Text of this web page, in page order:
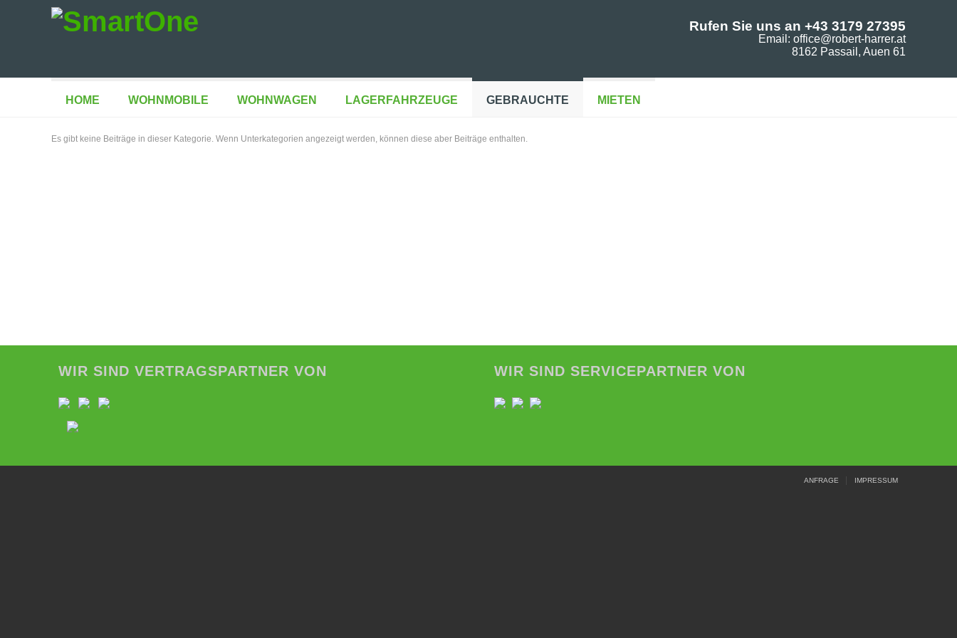
Rufen Sie uns an +43 3179 27395
Email: office@robert-harrer.at
8162 Passail, Auen 61
HOME WOHNMOBILE WOHNWAGEN LAGERFAHRZEUGE GEBRAUCHTE MIETEN
Es gibt keine Beiträge in dieser Kategorie. Wenn Unterkategorien angezeigt werden, können diese aber Beiträge enthalten.
WIR SIND VERTRAGSPARTNER VON WIR SIND SERVICEPARTNER VON
ANFRAGE IMPRESSUM